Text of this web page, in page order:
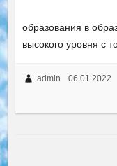
образования в
высокого уровня с
admin 06.01.2022